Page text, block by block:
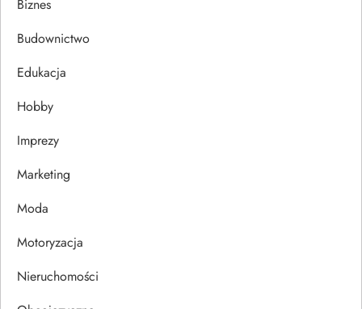
c
j
a
w
p
i
s
u
Biznes
Budownictwo
Edukacja
Hobby
Imprezy
Marketing
Moda
Motoryzacja
Nieruchomości